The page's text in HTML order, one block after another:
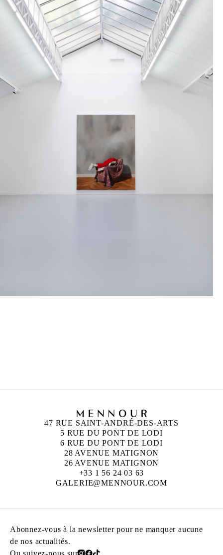
47 RUE SAINT-ANDRÉ-DES-ARTS
5 RUE DU PONT DE LODI
6 RUE DU PONT DE LODI
28 AVENUE MATIGNON
26 AVENUE MATIGNON
+33 1 56 24 03 63
GALERIE@MENNOUR.COM
Abonnez-vous à la newsletter pour ne manquer aucune
de nos actualités.
Ou suivez-nous sur